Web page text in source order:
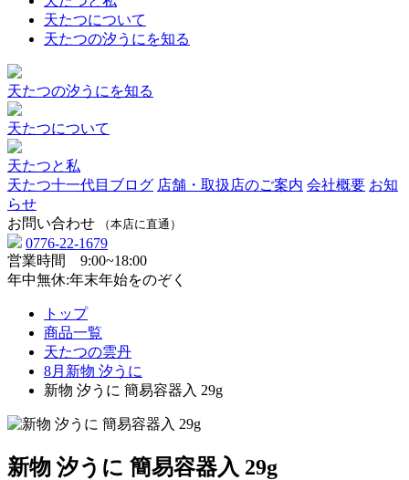
天たつについて
天たつの汐うにを知る
天たつの汐うにを知る
天たつについて
天たつと私
天たつ十一代目ブログ 店舗・取扱店のご案内 会社概要 お知
らせ
お問い合わせ
（本店に直通）
0776-22-1679
営業時間 9:00~18:00
年中無休:年末年始をのぞく
トップ
商品一覧
天たつの雲丹
8月新物 汐うに
新物 汐うに 簡易容器入 29g
新物 汐うに 簡易容器入 29g